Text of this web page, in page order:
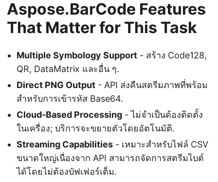
Aspose.BarCode Features
That Matter for This Task
Multiple Symbology Support - สร้าง Code128,
QR, DataMatrix และอื่น ๆ.
Direct PNG Output - API ส่งคืนสตรีมภาพที่พร้อม
สำหรับการเข้ารหัส Base64.
Cloud‑Based Processing - ไม่จำเป็นต้องติดตั้ง
ในเครื่อง; บริการจะขยายตัวโดยอัตโนมัติ.
Streaming Capabilities - เหมาะสำหรับไฟล์ CSV
ขนาดใหญ่เนื่องจาก API สามารถจัดการสตรีมไบต์
ได้โดยไม่ต้องบัฟเฟอร์เต็ม.